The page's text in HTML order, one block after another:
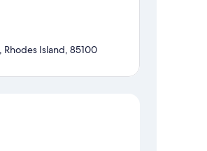
Rhodes Island, 85100